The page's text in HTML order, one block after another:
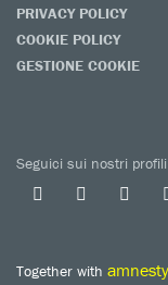
PRIVACY POLICY
COOKIE POLICY
GESTIONE COOKIE
Seguici sui nostri
Together with